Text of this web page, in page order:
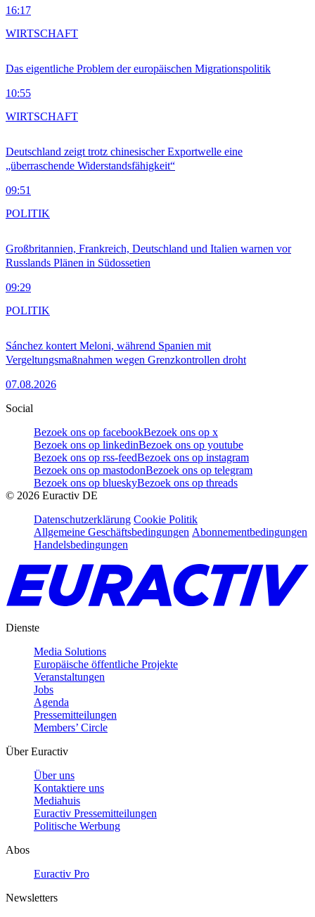
16:17
Das eigentliche Problem der europäischen Migrationspolitik
10:55
WIRTSCHAFT
Deutschland zeigt trotz chinesischer Exportwelle eine
„überraschende Widerstandsfähigkeit“
09:51
WIRTSCHAFT
Großbritannien, Frankreich, Deutschland und Italien warnen vor
Russlands Plänen in Südossetien
09:29
POLITIK
Sánchez kontert Meloni, während Spanien mit
Vergeltungsmaßnahmen wegen Grenzkontrollen droht
07.08.2026
POLITIK
Social
Bezoek ons op facebookBezoek ons op x
Bezoek ons op linkedinBezoek ons op youtube
Bezoek ons op rss-feedBezoek ons op instagram
Bezoek ons op mastodonBezoek ons op telegram
Bezoek ons op blueskyBezoek ons op threads
© 2026 Euractiv DE
Datenschutzerklärung Cookie Politik
Allgemeine Geschäftsbedingungen Abonnementbedingungen
Handelsbedingungen
Dienste
Media Solutions
Europäische öffentliche Projekte
Veranstaltungen
Jobs
Agenda
Pressemitteilungen
Members’ Circle
Über Euractiv
Über uns
Kontaktiere uns
Mediahuis
Euractiv Pressemitteilungen
Politische Werbung
Abos
Euractiv Pro
Newsletters